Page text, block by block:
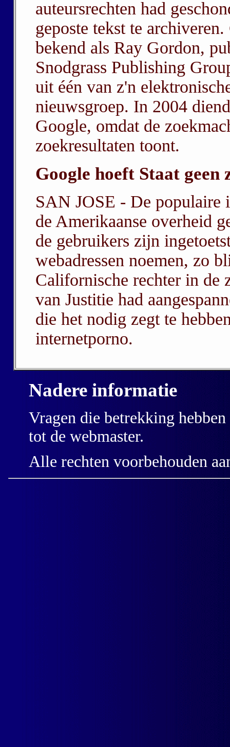
auteursrechten had
geposte tekst te
bekend als Ray Gordon,
Snodgrass Publishing
uit één van z'n
nieuwsgroep. In 2004
Google, omdat de
zoekresultaten toont.
Google hoeft Staat geen
SAN JOSE - De populaire
de Amerikaanse overheid
de gebruikers zijn
webadressen noemen, zo
Californische rechter in de
van Justitie had
die het nodig zegt te
internetporno.
Nadere informatie
Vragen die betrekking
tot de webmaster.
Alle rechten voorbehouden